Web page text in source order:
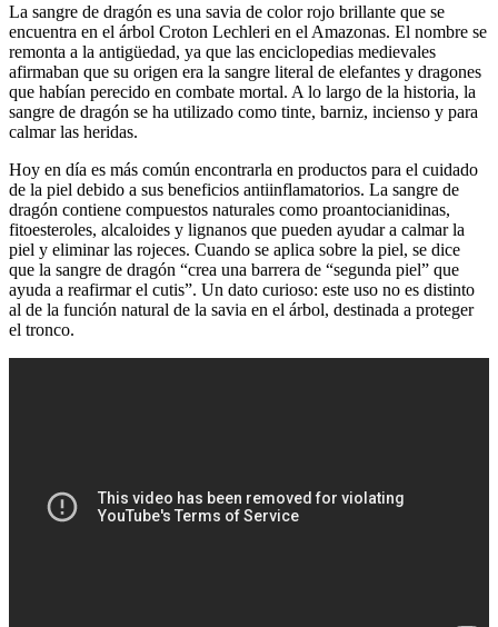
La sangre de dragón es una savia de color rojo brillante que se
encuentra en el árbol Croton Lechleri en el Amazonas. El nombre se
remonta a la antigüedad, ya que las enciclopedias medievales
afirmaban que su origen era la sangre literal de elefantes y dragones
que habían perecido en combate mortal. A lo largo de la historia, la
sangre de dragón se ha utilizado como tinte, barniz, incienso y para
calmar las heridas.
Hoy en día es más común encontrarla en productos para el cuidado
de la piel debido a sus beneficios antiinflamatorios. La sangre de
dragón contiene compuestos naturales como proantocianidinas,
fitoesteroles, alcaloides y lignanos que pueden ayudar a calmar la
piel y eliminar las rojeces. Cuando se aplica sobre la piel, se dice
que la sangre de dragón “crea una barrera de “segunda piel” que
ayuda a reafirmar el cutis”. Un dato curioso: este uso no es distinto
al de la función natural de la savia en el árbol, destinada a proteger
el tronco.